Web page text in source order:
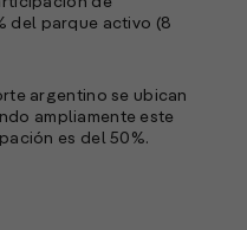
del parque activo (8
argentino se ubican
ampliamente este
es del 50%.